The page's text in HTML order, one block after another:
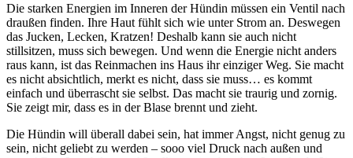
Die starken Energien im Inneren der Hündin müssen ein Ventil nach
draußen finden. Ihre Haut fühlt sich wie unter Strom an. Deswegen
das Jucken, Lecken, Kratzen! Deshalb kann sie auch nicht
stillsitzen, muss sich bewegen. Und wenn die Energie nicht anders
raus kann, ist das Reinmachen ins Haus ihr einziger Weg. Sie macht
es nicht absichtlich, merkt es nicht, dass sie muss… es kommt
einfach und überrascht sie selbst. Das macht sie traurig und zornig.
Sie zeigt mir, dass es in der Blase brennt und zieht.
Die Hündin will überall dabei sein, hat immer Angst, nicht genug zu
sein, nicht geliebt zu werden – sooo viel Druck nach außen und